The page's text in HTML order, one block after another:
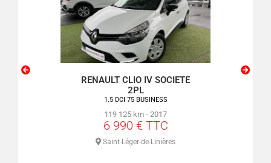
RENAULT CLIO IV SOCIETE
2PL
1.5 DCI 75 BUSINESS
119 125 km - 2017
6 990 € TTC
Saint-Léger-de-Linières